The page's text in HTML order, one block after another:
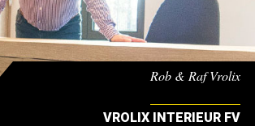
Rob & Raf Vrolix
VROLIX INTERIEUR FV